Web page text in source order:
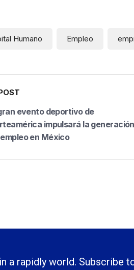
Humano Empleo
evento deportivo de
impulsará la generación
en México
a rapidly world. Subscribe